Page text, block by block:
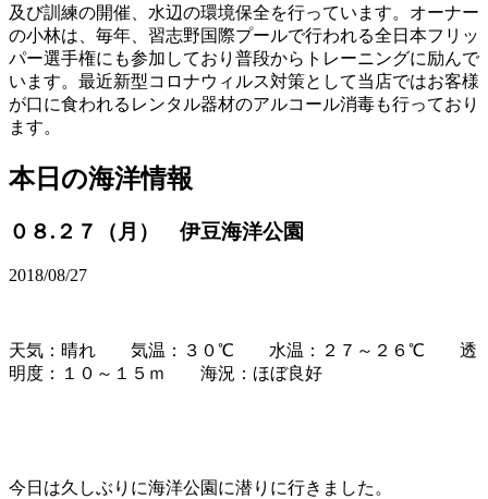
及び訓練の開催、水辺の環境保全を行っています。オーナー
の小林は、毎年、習志野国際プールで行われる全日本フリッ
パー選手権にも参加しており普段からトレーニングに励んで
います。最近新型コロナウィルス対策として当店ではお客様
が口に食われるレンタル器材のアルコール消毒も行っており
ます。
本日の海洋情報
０８.２７（月） 伊豆海洋公園
2018/08/27
天気：晴れ 気温：３０℃ 水温：２７～２６℃ 透
明度：１０～１５ｍ 海況：ほぼ良好
今日は久しぶりに海洋公園に潜りに行きました。